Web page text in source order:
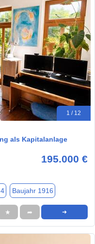
1 / 12
als Kapitalanlage
195.000 €
Baujahr 1916
★ ➦ ➜